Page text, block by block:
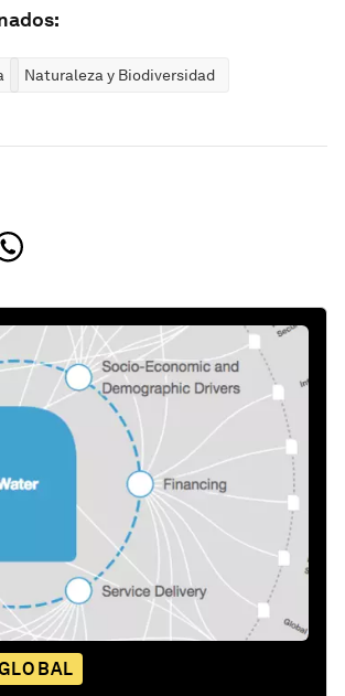
Naturaleza y Biodiversidad